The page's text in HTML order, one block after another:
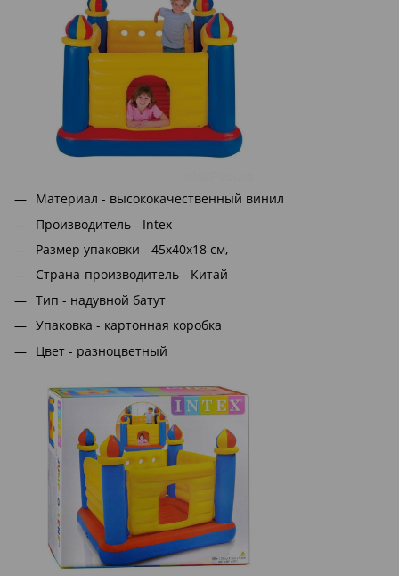
Материал - высококачественный винил
Производитель - Intex
Размер упаковки - 45x40x18 см,
Страна-производитель - Китай
Тип - надувной батут
Упаковка - картонная коробка
Цвет - разноцветный